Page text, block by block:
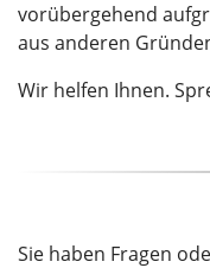
vorübergehend
aus anderen
Wir helfen Ihnen.
Sie haben Fragen